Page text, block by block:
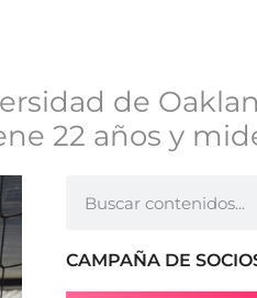
de
22 años y
CAMPAÑA DE